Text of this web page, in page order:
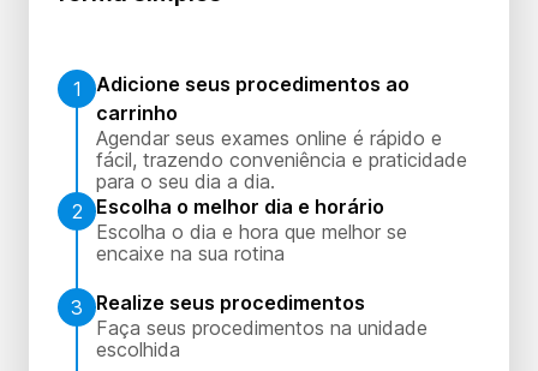
1
Adicione seus procedimentos ao
carrinho
Agendar seus exames online é rápido e
fácil, trazendo conveniência e praticidade
para o seu dia a dia.
2
Escolha o melhor dia e horário
Escolha o dia e hora que melhor se
encaixe na sua rotina
3
Realize seus procedimentos
Faça seus procedimentos na unidade
escolhida